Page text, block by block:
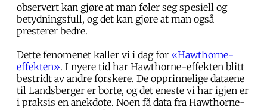
observert kan gjøre at man føler seg spesiell og
betydningsfull, og det kan gjøre at man også
presterer bedre.
Dette fenomenet kaller vi i dag for «Hawthorne-
effekten». I nyere tid har Hawthorne-effekten blitt
bestridt av andre forskere. De opprinnelige dataene
til Landsberger er borte, og det eneste vi har igjen er
i praksis en anekdote. Noen få data fra Hawthorne-